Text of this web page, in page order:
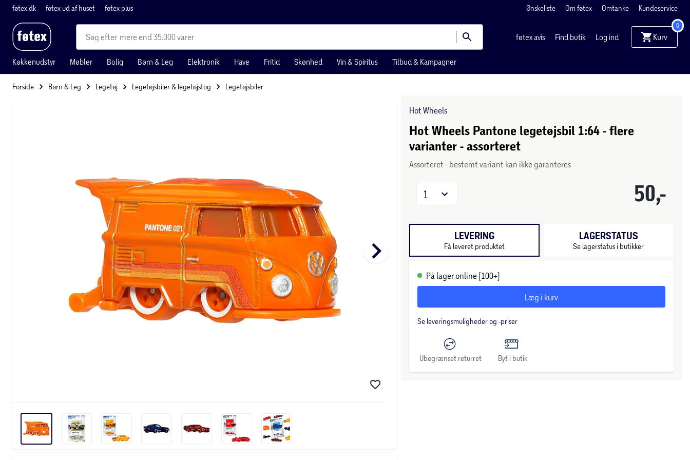
føtex.dk føtex ud af huset føtex plus Ønskeliste Om føtex Omtanke Kundeservice
mere end 35.000 varer føtex avis Find butik Log ind Kurv
0
Køkkenudstyr Møbler Bolig Børn & Leg Elektronik Have Fritid Skønhed Vin & Spiritus Tilbud & Kampagner
Forside Børn & Leg Legetøj Legetøjsbiler & legetøjstog Legetøjsbiler
keyboard_arrow_right
Hot Wheels
Hot Wheels Pantone legetøjsbil 1:64 - flere
varianter - assorteret
Assorteret - bestemt variant kan ikke garanteres
50,-
1
LEVERING
Få leveret produktet
LAGERSTATUS
Se lagerstatus i butikker
På lager online (100+)
Læg i kurv
Se leveringsmuligheder og -priser
Ubegrænset returret Byt i butik